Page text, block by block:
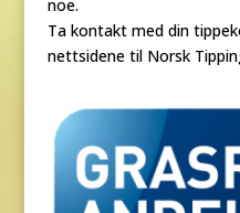
noe.
Ta kontakt med din
nettsidene til Norsk